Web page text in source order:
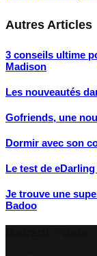
Autres Articles
3 conseils ultime
Madison
Les nouveautés
Gofriends, une
Dormir avec son
Le test de
Je trouve une
Badoo